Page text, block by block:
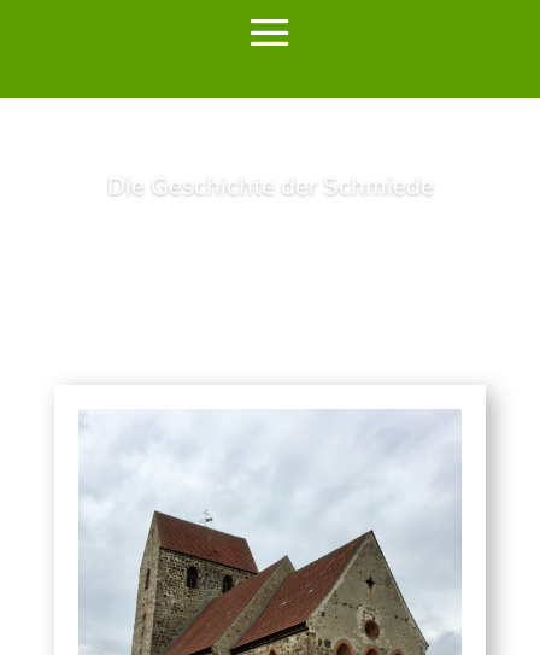
Die Geschichte der Schmiede